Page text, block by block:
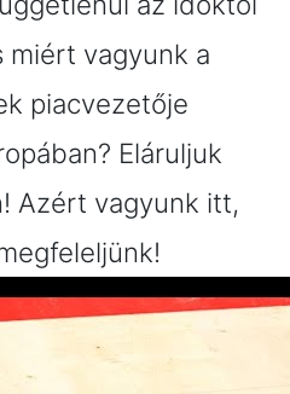
miért vagyunk a
piacvezetője
Eláruljuk
Azért vagyunk itt,